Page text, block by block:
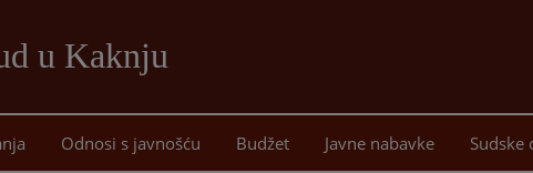
u Kaknju
sadržaj
Odnosi s javnošću Budžet Javne nabavke Sudske